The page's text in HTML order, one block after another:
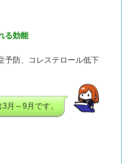
る効能
予防、コレステロール低下
月～9月です。